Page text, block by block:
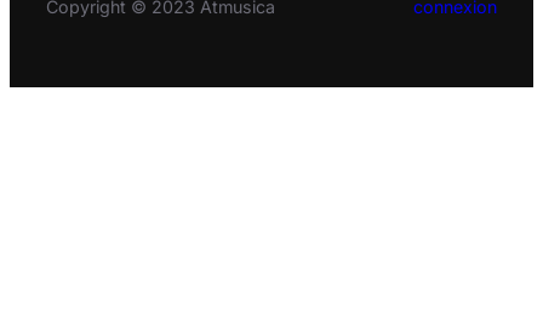
Copyright © 2023 Atmusica connexion